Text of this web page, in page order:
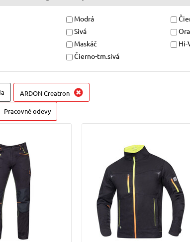
Modrá
Sivá
Maskáč Hi-
Čierno-tm.sivá
ARDON Creatron
Pracovné odevy